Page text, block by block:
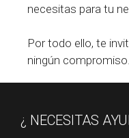
necesitas para tu
Por todo ello, te
ningún compromiso.
¿ NECESITAS